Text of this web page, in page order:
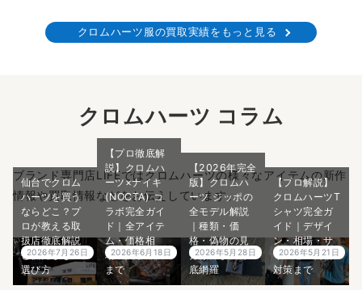
クロムハーツ服の買取実績をもっと見る
クロムハーツ コラム
ブランド専門店LIFEではクロムハーツの様々なアイテムの新作
情報や買取情報などをお伝えしています。
仙台でクロム
ハーツを買う
ならどこ？プ
ロが教える取
扱店徹底解説
と後悔しない
選び方
2026年7月26日
【プロ徹底解
説】クロムハ
ーツ×ナイキ
(NOCTA) コ
ラボ完全ガイ
ド｜全アイテ
ム・価格相
場・入手方法
まで
2026年6月18日
【2026年完全
版】クロムハ
ーツ ジッポの
全モデル解説
｜種類・価
格・偽物の見
分け方まで徹
底網羅
2026年5月28日
【プロ解説】
クロムハーツT
シャツ完全ガ
イド｜デザイ
ン・相場・サ
イズ感・偽物
対策まで
2026年5月21日